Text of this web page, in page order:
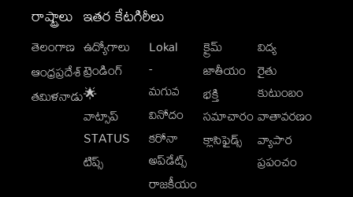
రాష్ట్రాలు
తెలంగాణ
ఆంధ్రప్రదేశ్
తమిళనాడు
ఇతర కేటగిరీలు
ఉద్యోగాలు
ట్రెండింగ్
🌟
వాట్సాప్
STATUS
టిప్స్
Lokal
-
మగువ
వినోదం
కరోనా
అప్‌డేట్స్
రాజకీయం
క్రైమ్
జాతీయం
భక్తి
సమాచారం
క్లాసిఫైడ్స్
విద్య
రైతు
కుటుంబం
వాతావరణం
వ్యాపార
ప్రపంచం